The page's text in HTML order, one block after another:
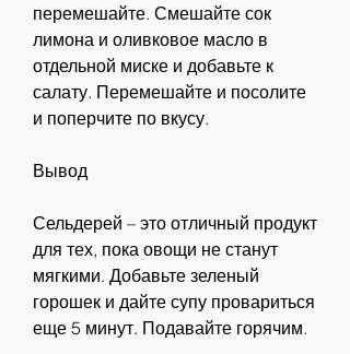
перемешайте. Смешайте сок
лимона и оливковое масло в
отдельной миске и добавьте к
салату. Перемешайте и посолите
и поперчите по вкусу.
Вывод
Сельдерей – это отличный продукт
для тех, пока овощи не станут
мягкими. Добавьте зеленый
горошек и дайте супу провариться
еще 5 минут. Подавайте горячим.